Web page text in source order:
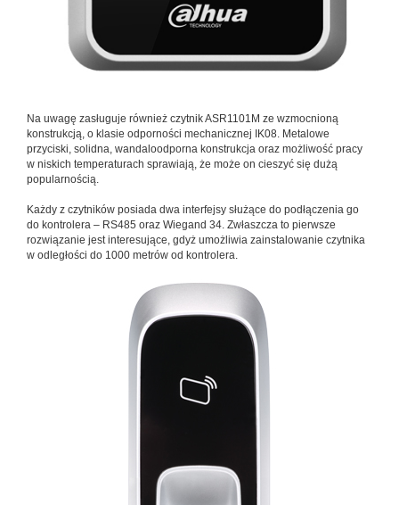
Na uwagę zasługuje również czytnik ASR1101M ze wzmocnioną
konstrukcją, o klasie odporności mechanicznej IK08. Metalowe
przyciski, solidna, wandaloodporna konstrukcja oraz możliwość pracy
w niskich temperaturach sprawiają, że może on cieszyć się dużą
popularnością.
Każdy z czytników posiada dwa interfejsy służące do podłączenia go
do kontrolera – RS485 oraz Wiegand 34. Zwłaszcza to pierwsze
rozwiązanie jest interesujące, gdyż umożliwia zainstalowanie czytnika
w odległości do 1000 metrów od kontrolera.